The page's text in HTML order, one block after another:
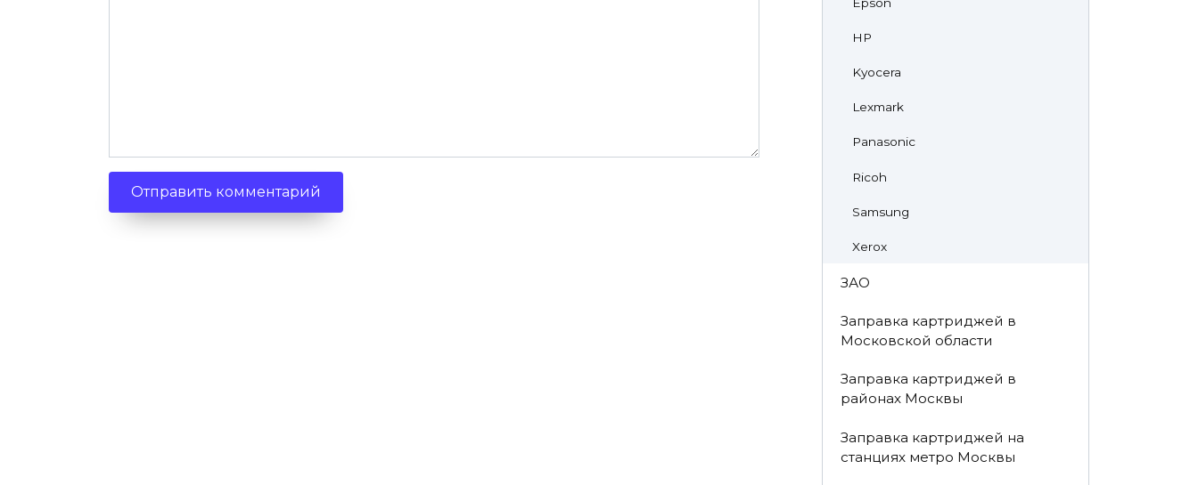
HP
Kyocera
Lexmark
Panasonic
Ricoh
Samsung
Xerox
ЗАО
Заправка картриджей в
Московской области
Заправка картриджей в
районах Москвы
Заправка картриджей на
станциях метро Москвы